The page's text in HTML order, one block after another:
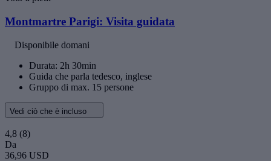
Montmartre Parigi: Visita guidata
Disponibile domani
Durata: 2h 30min
Guida che parla tedesco, inglese
Gruppo di max. 15 persone
Vedi ciò che è incluso
4,8 (8)
Da
36,96 USD